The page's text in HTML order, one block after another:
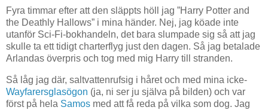
Fyra timmar efter att den släppts höll jag ”Harry Potter and
the Deathly Hallows” i mina händer. Nej, jag köade inte
utanför Sci-Fi-bokhandeln, det bara slumpade sig så att jag
skulle ta ett tidigt charterflyg just den dagen. Så jag betalade
Arlandas överpris och tog med mig Harry till stranden.
Så låg jag där, saltvattenrufsig i håret och med mina icke-
Wayfarersglasögon (ja, ni ser ju själva på bilden) och var
först på hela Samos med att få reda på vilka som dog. Jag